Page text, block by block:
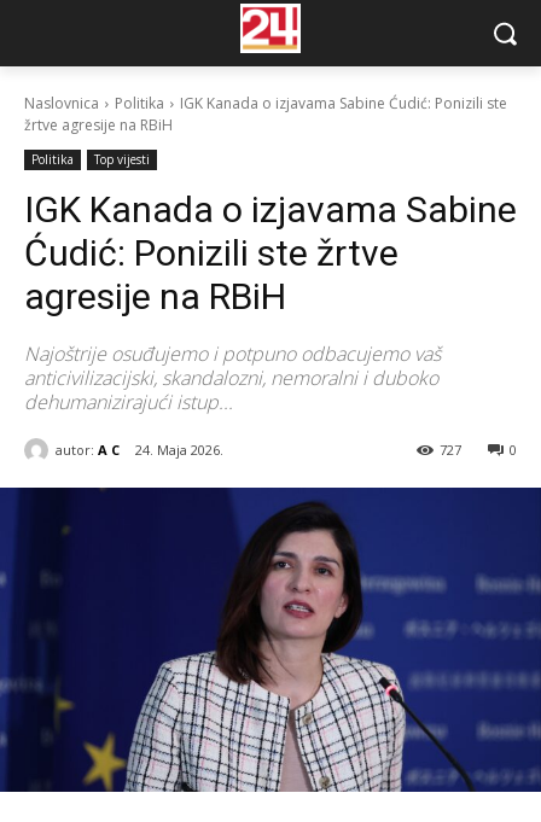
Naslovnica Politika
IGK Kanada o izjavama Sabine Ćudić: Ponizili ste
žrtve agresije na RBiH
Politika Top vijesti
IGK Kanada o izjavama Sabine
Ćudić: Ponizili ste žrtve
agresije na RBiH
Najoštrije osuđujemo i potpuno odbacujemo vaš
anticivilizacijski, skandalozni, nemoralni i duboko
dehumanizirajući istup...
autor: A C 24. Maja 2026. 0
727